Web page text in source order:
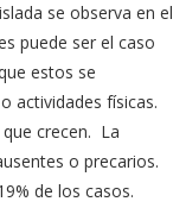
se observa en el
puede ser el caso
estos se
actividades físicas.
crecen. La
o precarios.
de los casos.